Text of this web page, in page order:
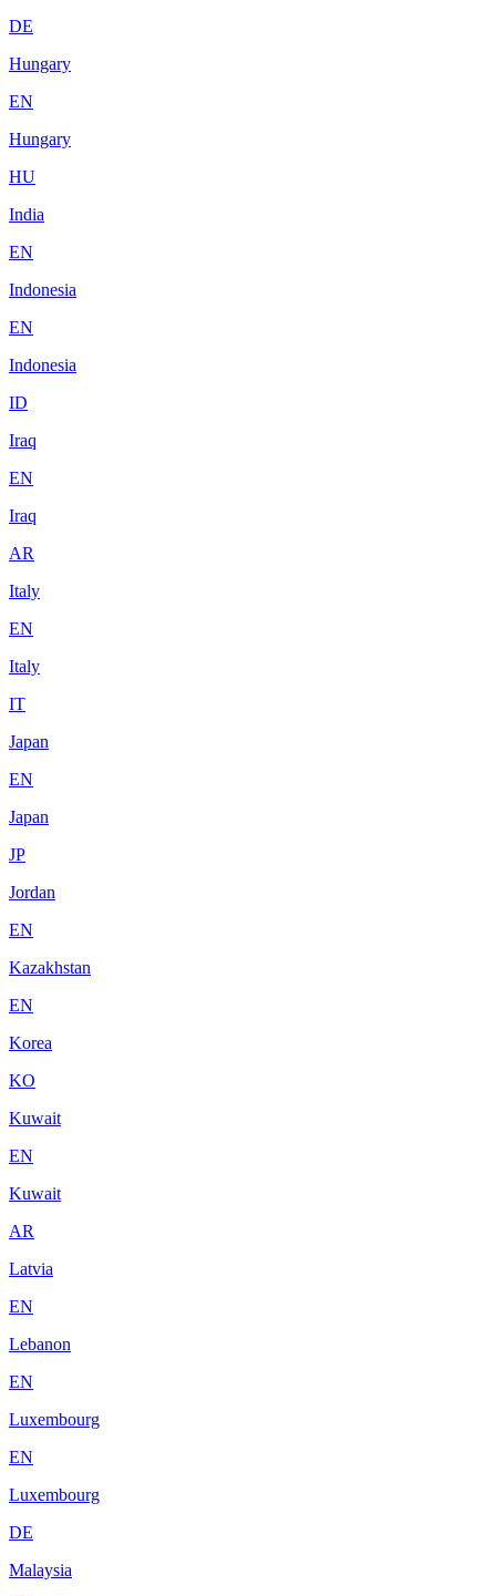
DE
Hungary
EN
Hungary
HU
India
EN
Indonesia
EN
Indonesia
ID
Iraq
EN
Iraq
AR
Italy
EN
Italy
IT
Japan
EN
Japan
JP
Jordan
EN
Kazakhstan
EN
Korea
KO
Kuwait
EN
Kuwait
AR
Latvia
EN
Lebanon
EN
Luxembourg
EN
Luxembourg
DE
Malaysia